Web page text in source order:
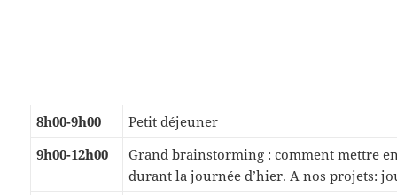
8h00-9h00
Petit déjeuner
9h00-12h00
Grand brainstorming : comment mettre
durant la journée d’hier. A nos projets: